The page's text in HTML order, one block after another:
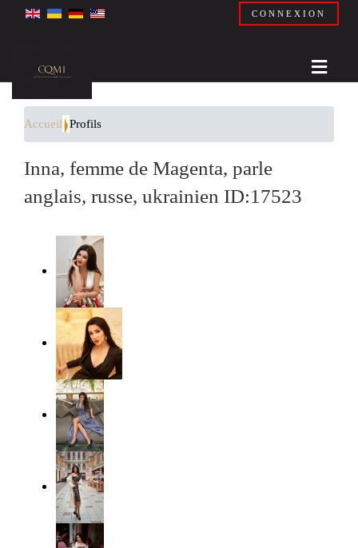
CONNEXION
Accueil Profils
Inna, femme de Magenta, parle
anglais, russe, ukrainien ID:17523